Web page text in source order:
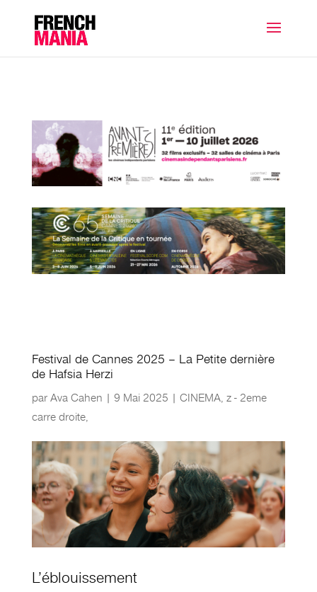
Festival de Cannes 2025 – La Petite dernière
de Hafsia Herzi
par Ava Cahen | 9 Mai 2025 | CINEMA, z - 2eme
carre droite,
L’éblouissement